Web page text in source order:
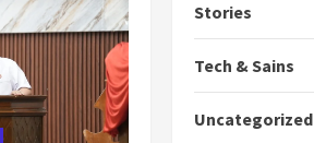
Stories
Tech & Sains
Uncategorized